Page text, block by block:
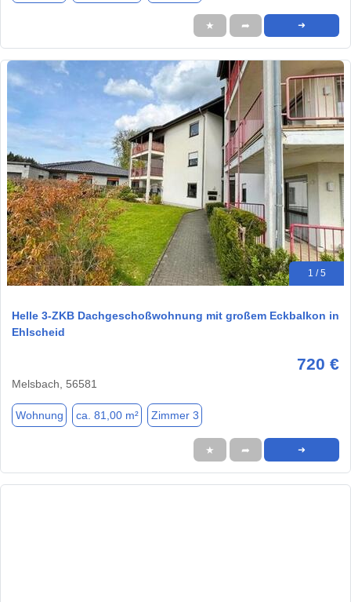
★ ➦ ➜
1 / 5
Helle 3-ZKB Dachgeschoßwohnung mit großem Eckbalkon in
Ehlscheid
720 €
Melsbach, 56581
Wohnung ca. 81,00 m² Zimmer 3
★ ➦ ➜